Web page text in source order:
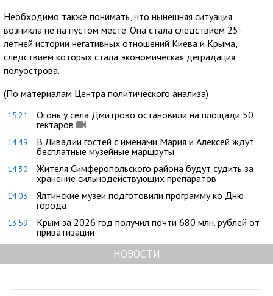
Необходимо также понимать, что нынешняя ситуация
возникла не на пустом месте. Она стала следствием 25-
летней истории негативных отношений Киева и Крыма,
следствием которых стала экономическая деградация
полуострова.
(По материалам Центра политического анализа)
15:21
Огонь у села Дмитрово остановили на площади 50
гектаров
14:49
В Ливадии гостей с именами Мария и Алексей ждут
бесплатные музейные маршруты
14:30
Жителя Симферопольского района будут судить за
хранение сильнодействующих препаратов
14:03
Ялтинские музеи подготовили программу ко Дню
города
13:59
Крым за 2026 год получил почти 680 млн. рублей от
приватизации
НОВОСТИ